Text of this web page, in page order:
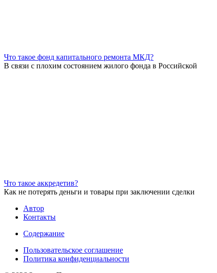
Что такое фонд капитального ремонта МКД?
В связи с плохим состоянием жилого фонда в Российской
Что такое аккредетив?
Как не потерять деньги и товары при заключении сделки
Автор
Контакты
Содержание
Пользовательское соглашение
Политика конфиденциальности